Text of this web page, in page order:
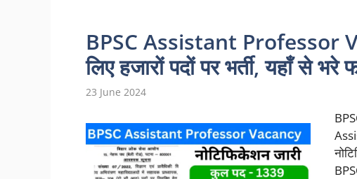
BPSC Assistant Professor
लिए हजारों पदों पर भर्ती, यहाँ से भरे
23 June 2024